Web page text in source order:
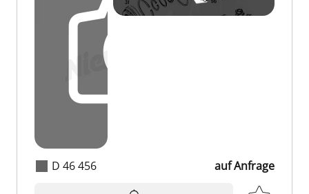
D 46 456 auf Anfrage